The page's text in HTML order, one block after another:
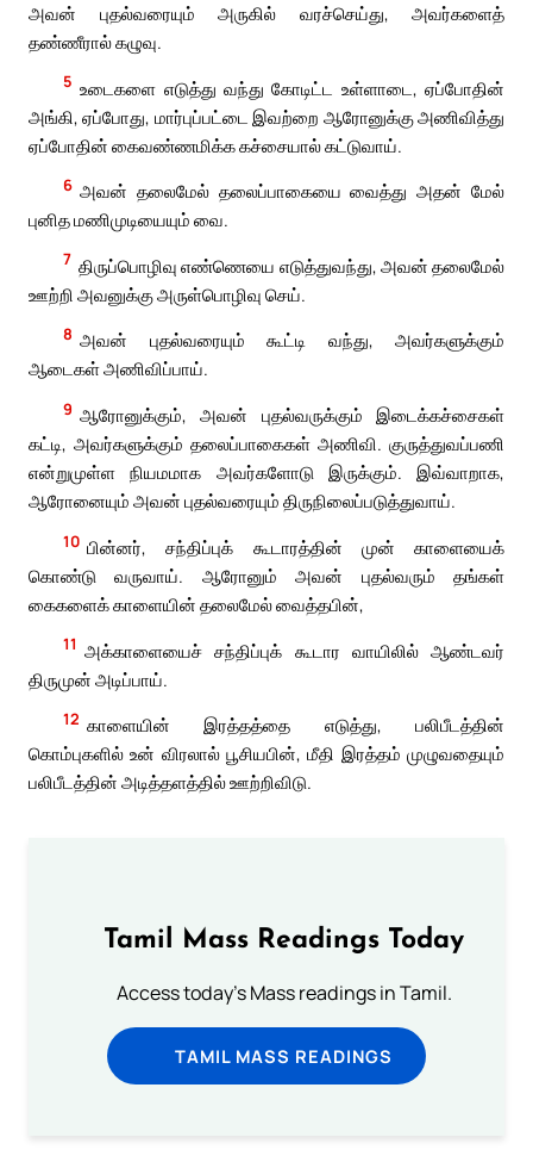
அவன் புதல்வரையும் அருகில் வரச்செய்து, அவர்களைத்
தண்ணீரால் கழுவு.
5 உடைகளை எடுத்து வந்து கோடிட்ட உள்ளாடை, ஏப்போதின்
அங்கி, ஏப்போது, மார்புப்பட்டை இவற்றை ஆரோனுக்கு அணிவித்து
ஏப்போதின் கைவண்ணமிக்க கச்சையால் கட்டுவாய்.
6 அவன் தலைமேல் தலைப்பாகையை வைத்து அதன் மேல்
புனித மணிமுடியையும் வை.
7 திருப்பொழிவு எண்ணெயை எடுத்துவந்து, அவன் தலைமேல்
ஊற்றி அவனுக்கு அருள்பொழிவு செய்.
8 அவன் புதல்வரையும் கூட்டி வந்து, அவர்களுக்கும்
ஆடைகள் அணிவிப்பாய்.
9 ஆரோனுக்கும், அவன் புதல்வருக்கும் இடைக்கச்சைகள்
கட்டி, அவர்களுக்கும் தலைப்பாகைகள் அணிவி. குருத்துவப்பணி
என்றுமுள்ள நியமமாக அவர்களோடு இருக்கும். இவ்வாறாக,
ஆரோனையும் அவன் புதல்வரையும் திருநிலைப்படுத்துவாய்.
10 பின்னர், சந்திப்புக் கூடாரத்தின் முன் காளையைக்
கொண்டு வருவாய். ஆரோனும் அவன் புதல்வரும் தங்கள்
கைகளைக் காளையின் தலைமேல் வைத்தபின்,
11 அக்காளையைச் சந்திப்புக் கூடார வாயிலில் ஆண்டவர்
திருமுன் அடிப்பாய்.
12 காளையின் இரத்தத்தை எடுத்து, பலிபீடத்தின்
கொம்புகளில் உன் விரலால் பூசியபின், மீதி இரத்தம் முழுவதையும்
பலிபீடத்தின் அடித்தளத்தில் ஊற்றிவிடு.
Tamil Mass Readings Today
Access today's Mass readings in Tamil.
TAMIL MASS READINGS